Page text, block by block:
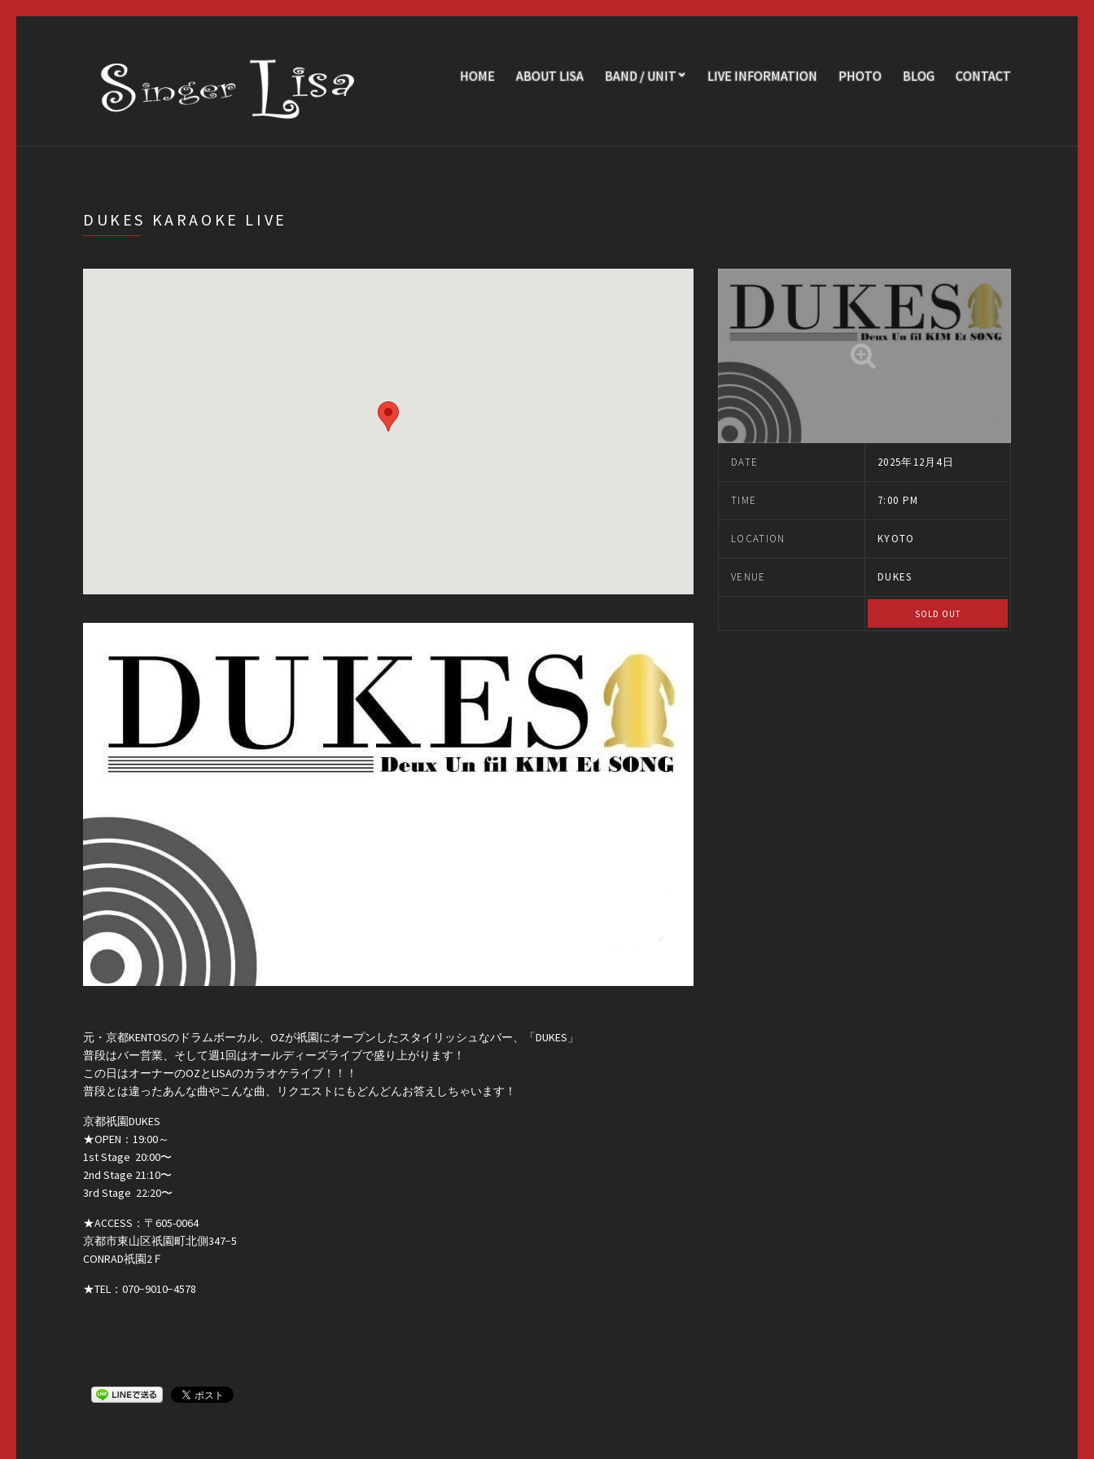
HOME ABOUT LISA BAND / UNIT LIVE INFORMATION PHOTO BLOG CONTACT
DUKES KARAOKE LIVE
DATE 2025年12月4日
TIME 7:00 PM
LOCATION KYOTO
VENUE DUKES
SOLD OUT
元・京都KENTOSのドラムボーカル、OZが祇園にオープンしたスタイリッシュなバー、「DUKES」
普段はバー営業、そして週1回はオールディーズライブで盛り上がります！
この日はオーナーのOZとLISAのカラオケライブ！！！
普段とは違ったあんな曲やこんな曲、リクエストにもどんどんお答えしちゃいます！
京都祇園DUKES
★OPEN：19:00～
1st Stage 20:00〜
2nd Stage 21:10〜
3rd Stage 22:20〜
★ACCESS：〒605-0064
京都市東山区祇園町北側347−5
CONRAD祇園2Ｆ
★TEL：070−9010−4578